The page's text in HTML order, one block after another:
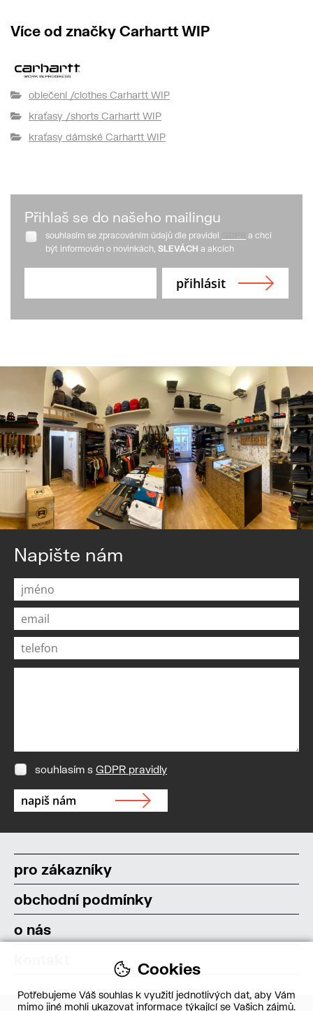
Více od značky Carhartt WIP
oblečení /clothes Carhartt WIP
kraťasy /shorts Carhartt WIP
kraťasy dámské Carhartt WIP
Přihlaš se do našeho mailingu
souhlasím se zpracováním údajů dle pravidel
a chci
být informován o novinkách, SLEVÁCH a akcích
Napište nám
souhlasím s GDPR pravidly
pro zákazníky
obchodní podmínky
o nás
Cookies
Potřebujeme Váš souhlas k využití jednotlivých dat, aby Vám
mimo jiné mohli ukazovat informace týkající se Vašich zájmů.